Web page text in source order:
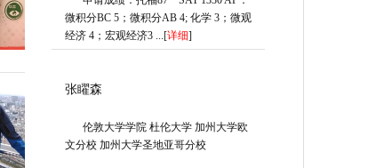
微积分BC 5；微积分AB 4; 化学 3；微观
经济 4；宏观经济3 ...[详细]
张矅森
伦敦大学学院 杜伦大学 加州大学欧
文分校 加州大学圣地亚哥分校